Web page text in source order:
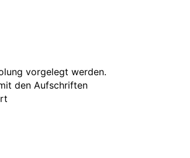
vorgelegt werden.
den Aufschriften